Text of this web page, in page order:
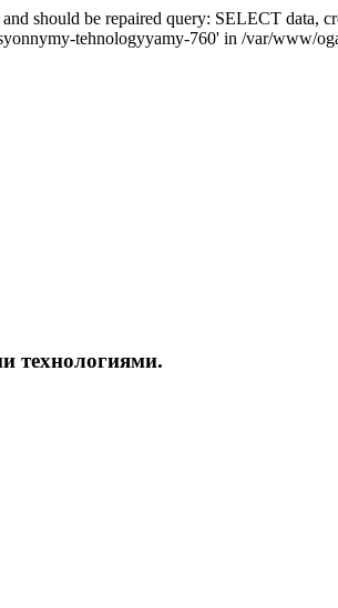
should be repaired query: SELECT
tehnologyyamy-760' in /var/www/
технологиями.